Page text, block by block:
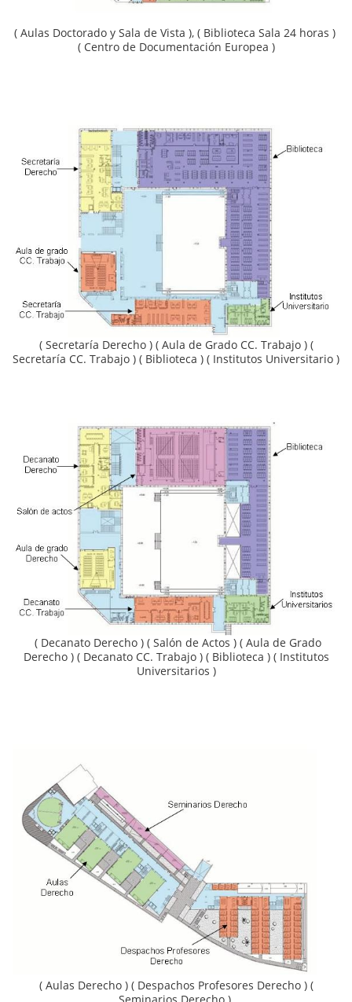
( Aulas Doctorado y Sala de Vista ), ( Biblioteca Sala 24 horas )
( Centro de Documentación Europea )
( Secretaría Derecho ) ( Aula de Grado CC. Trabajo ) (
Secretaría CC. Trabajo ) ( Biblioteca ) ( Institutos Universitario )
( Decanato Derecho ) ( Salón de Actos ) ( Aula de Grado
Derecho ) ( Decanato CC. Trabajo ) ( Biblioteca ) ( Institutos
Universitarios )
( Aulas Derecho ) ( Despachos Profesores Derecho ) (